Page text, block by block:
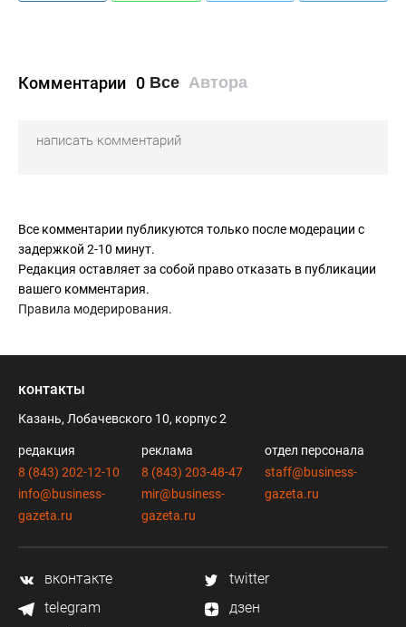
Комментарии 0 Все Автора
Все комментарии публикуются только после модерации с
задержкой 2-10 минут.
Редакция оставляет за собой право отказать в публикации
вашего комментария.
Правила модерирования.
контакты
Казань, Лобачевского 10, корпус 2
редакция
8 (843) 202-12-10
info@business-
gazeta.ru
реклама
8 (843) 203-48-47
mir@business-
gazeta.ru
отдел персонала
staff@business-
gazeta.ru
вконтакте
twitter
telegram
дзен